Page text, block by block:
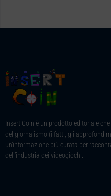
Insert Coin è un prodotto editoriale
del giornalismo (i fatti, gli
un’informazione più curata per
dell’industria dei videogiochi.